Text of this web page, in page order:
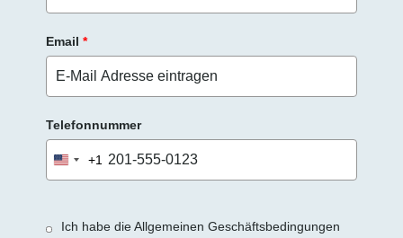
Email *
Telefonnummer
United
States
+1
Ich habe die Allgemeinen Geschäftsbedingungen